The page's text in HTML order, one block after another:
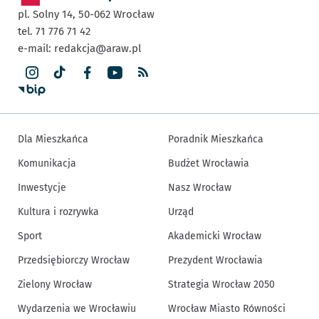
pl. Solny 14, 50-062 Wrocław
tel. 71 776 71 42
e-mail: redakcja@araw.pl
Dla Mieszkańca
Komunikacja
Inwestycje
Kultura i rozrywka
Sport
Przedsiębiorczy Wrocław
Zielony Wrocław
Wydarzenia we Wrocławiu
Poradnik Mieszkańca
Budżet Wrocławia
Nasz Wrocław
Urząd
Akademicki Wrocław
Prezydent Wrocławia
Strategia Wrocław 2050
Wrocław Miasto Równości